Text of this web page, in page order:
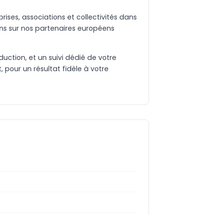
associations et collectivités dans
sur nos partenaires européens
et un suivi dédié de votre
pour un résultat fidèle à votre